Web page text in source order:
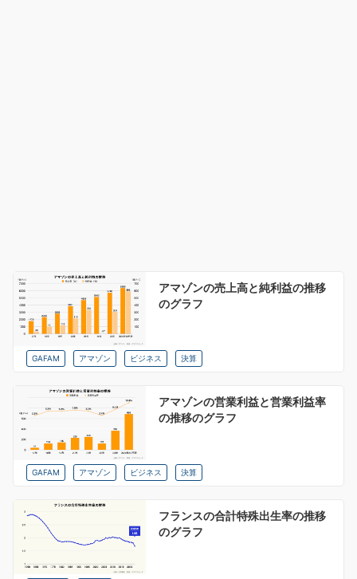
アマゾンの売上高と純利益の推移
のグラフ
GAFAM アマゾン ビジネス 決算
アマゾンの営業利益と営業利益率
の推移のグラフ
GAFAM アマゾン ビジネス 決算
フランスの合計特殊出生率の推移
のグラフ